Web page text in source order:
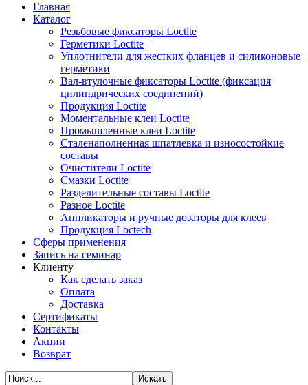
Главная
Каталог
Резьбовые фиксаторы Loctite
Герметики Loctite
Уплотнители для жестких фланцев и силиконовые
герметики
Вал-втулочные фиксаторы Loctite (фиксация
цилиндрических соединений)
Продукция Loctite
Моментальные клеи Loctite
Промышленные клеи Loctite
Сталенаполненная шпатлевка и износостойкие
составы
Очистители Loctite
Смазки Loctite
Разделительные составы Loctite
Разное Loctite
Аппликаторы и ручные дозаторы для клеев
Продукция Loctech
Сферы применения
Запись на семинар
Клиенту
Как сделать заказ
Оплата
Доставка
Сертификаты
Контакты
Акции
Возврат